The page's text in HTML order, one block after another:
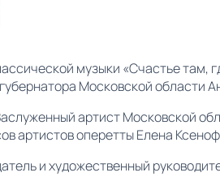
музыки «Счастье там,
Московской области
артист Московской
артистов оперетты Елена
и художественный